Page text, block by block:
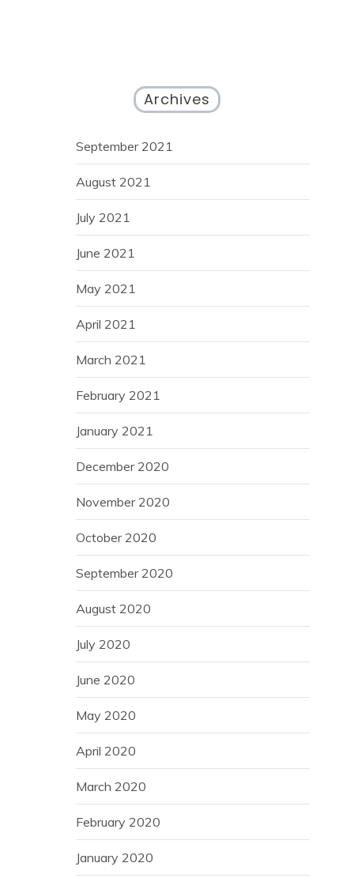
Archives
September 2021
August 2021
July 2021
June 2021
May 2021
April 2021
March 2021
February 2021
January 2021
December 2020
November 2020
October 2020
September 2020
August 2020
July 2020
June 2020
May 2020
April 2020
March 2020
February 2020
January 2020